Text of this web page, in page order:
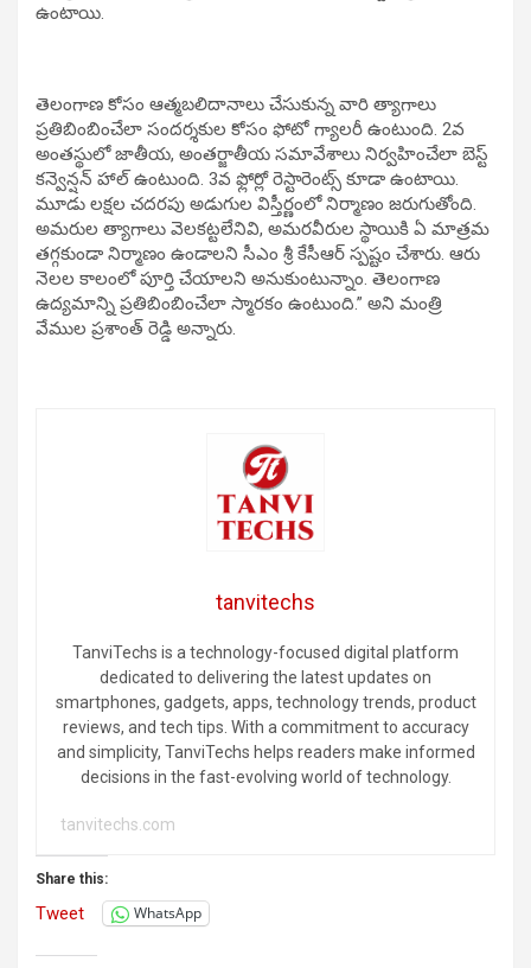
ఉంటాయి.
తెలంగాణ కోసం ఆత్మబలిదానాలు చేసుకున్న వారి త్యాగాలు
ప్రతిబింబించేలా సందర్శకుల కోసం ఫోటో గ్యాలరీ ఉంటుంది. 2వ
అంతస్థులో జాతీయ, అంతర్జాతీయ సమావేశాలు నిర్వహించేలా బెస్ట్
కన్వెన్షన్ హాల్ ఉంటుంది. 3వ ఫ్లోర్లో రెస్టారెంట్స్ కూడా ఉంటాయి.
మూడు లక్షల చదరపు అడుగుల విస్తీర్ణంలో నిర్మాణం జరుగుతోంది.
అమరుల త్యాగాలు వెలకట్టలేనివి, అమరవీరుల స్థాయికి ఏ మాత్రమ
తగ్గకుండా నిర్మాణం ఉండాలని సీఎం శ్రీ కేసీఆర్ స్పష్టం చేశారు. ఆరు
నెలల కాలంలో పూర్తి చేయాలని అనుకుంటున్నాం. తెలంగాణ
ఉద్యమాన్ని ప్రతిబింబించేలా స్మారకం ఉంటుంది.” అని మంత్రి
వేముల ప్రశాంత్ రెడ్డి అన్నారు.
tanvitechs
TanviTechs is a technology-focused digital platform
dedicated to delivering the latest updates on
smartphones, gadgets, apps, technology trends, product
reviews, and tech tips. With a commitment to accuracy
and simplicity, TanviTechs helps readers make informed
decisions in the fast-evolving world of technology.
tanvitechs.com
Share this:
Tweet WhatsApp